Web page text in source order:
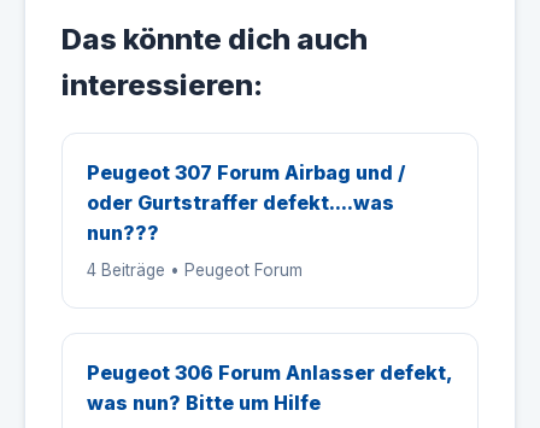
Das könnte dich auch
interessieren:
Peugeot 307 Forum Airbag und /
oder Gurtstraffer defekt....was
nun???
4 Beiträge • Peugeot Forum
Peugeot 306 Forum Anlasser defekt,
was nun? Bitte um Hilfe